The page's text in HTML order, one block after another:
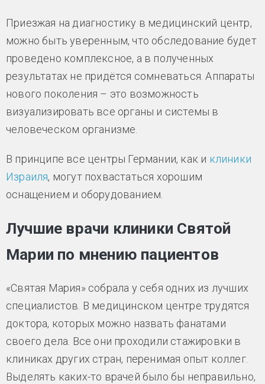
Приезжая на диагностику в медицинский центр,
можно быть уверенным, что обследование будет
проведено комплексное, а в полученных
результатах не придётся сомневаться. Аппараты
нового поколения – это возможность
визуализировать все органы и системы в
человеческом организме.
В принципе все центры Германии, как и клиники
Израиля, могут похвастаться хорошим
оснащением и оборудованием.
Лучшие врачи клиники Святой
Марии по мнению пациентов
«Святая Мария» собрала у себя одних из лучших
специалистов. В медицинском центре трудятся
доктора, которых можно назвать фанатами
своего дела. Все они проходили стажировки в
клиниках других стран, перенимая опыт коллег.
Выделять каких-то врачей было бы неправильно,